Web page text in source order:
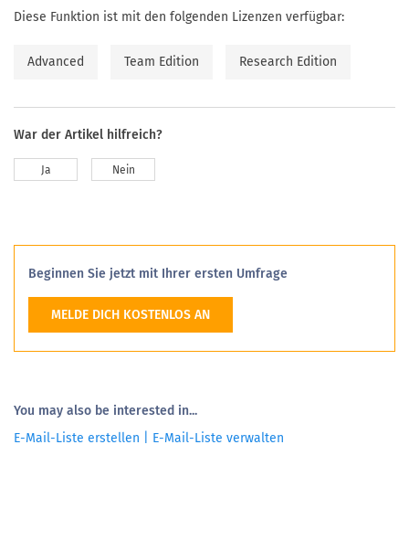
Diese Funktion ist mit den folgenden Lizenzen verfügbar:
Advanced Team Edition Research Edition
War der Artikel hilfreich?
Ja Nein
Beginnen Sie jetzt mit Ihrer ersten Umfrage
MELDE DICH KOSTENLOS AN
You may also be interested in...
E-Mail-Liste erstellen | E-Mail-Liste verwalten